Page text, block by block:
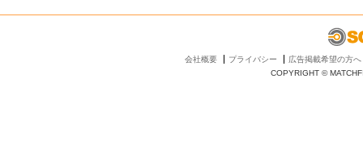
会社概要 プライバシー
広告掲載希望の方へ
COPYRIGHT ©